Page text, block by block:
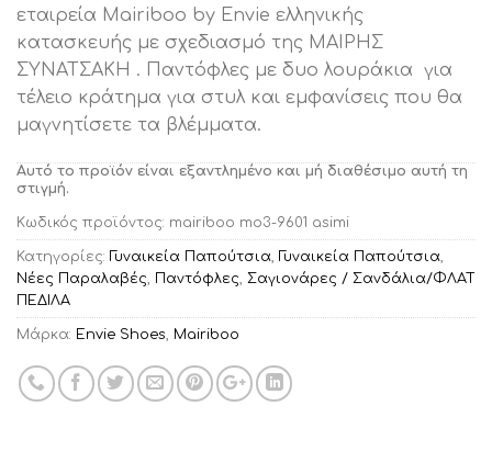
εταιρεία Mairiboo by Envie ελληνικής
κατασκευής με σχεδιασμό της ΜΑΙΡΗΣ
ΣΥΝΑΤΣΑΚΗ . Παντόφλες με δυο λουράκια για
τέλειο κράτημα για στυλ και εμφανίσεις που θα
μαγνητίσετε τα βλέμματα.
Αυτό το προϊόν είναι εξαντλημένο και μή διαθέσιμο αυτή τη
στιγμή.
Κωδικός προϊόντος: mairiboo mo3-9601 asimi
Κατηγορίες: Γυναικεία Παπούτσια, Γυναικεία Παπούτσια,
Νέες Παραλαβές, Παντόφλες, Σαγιονάρες / Σανδάλια/ΦΛΑΤ
ΠΕΔΙΛΑ
Μάρκα: Envie Shoes, Mairiboo